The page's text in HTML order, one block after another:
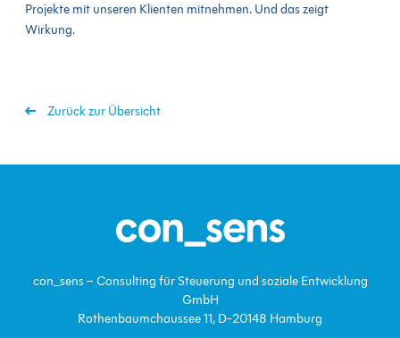
Projekte mit unseren Klienten mitnehmen. Und das zeigt
Wirkung.
Zurück zur Übersicht
con_sens – Consulting für Steuerung und soziale Entwicklung
GmbH
Rothenbaumchaussee 11, D-20148 Hamburg